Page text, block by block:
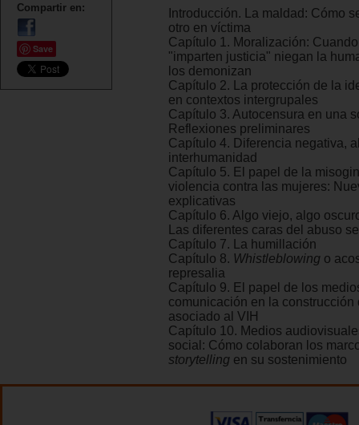
Compartir en:
Save
Introducción. La maldad: Cómo
otro en víctima
Capítulo 1. Moralización:
"imparten justicia" niegan la
los demonizan
Capítulo 2. La protección de la
en contextos intergrupales
Capítulo 3. Autocensura en una
Reflexiones preliminares
Capítulo 4. Diferencia negativa,
interhumanidad
Capítulo 5. El papel de la
violencia contra las mujeres:
explicativas
Capítulo 6. Algo viejo, algo
Las diferentes caras del abuso
Capítulo 7. La humillación
Capítulo 8. Whistleblowing o
represalia
Capítulo 9. El papel de los
comunicación en la construcción
asociado al VIH
Capítulo 10. Medios
social: Cómo colaboran los
storytelling en su sostenimiento